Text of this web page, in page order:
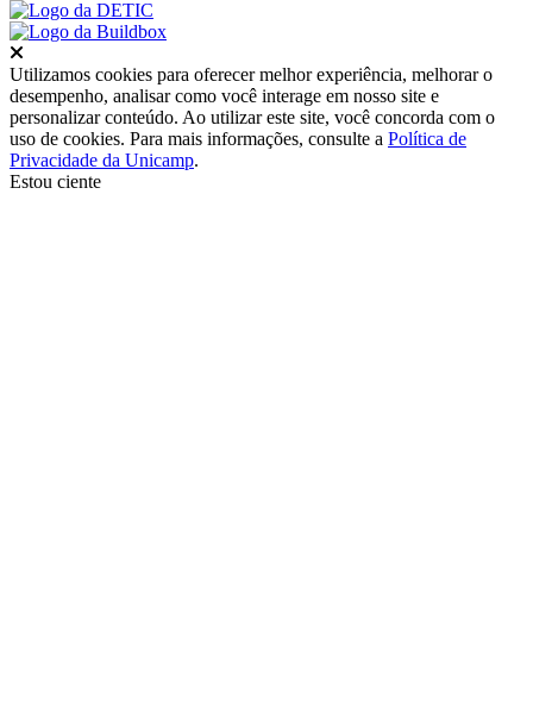
Utilizamos cookies para oferecer melhor experiência, melhorar o
desempenho, analisar como você interage em nosso site e
personalizar conteúdo. Ao utilizar este site, você concorda com o
uso de cookies. Para mais informações, consulte a Política de
Privacidade da Unicamp.
Estou ciente